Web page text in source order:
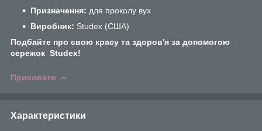
Призначення: для проколу вух
Виробник: Studex (США)
Подбайте про свою красу та здоров'я за допомогою
сережок Studex!
Приховати
Характеристики